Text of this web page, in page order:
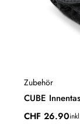
Zubehör
CUBE
CHF 26.90